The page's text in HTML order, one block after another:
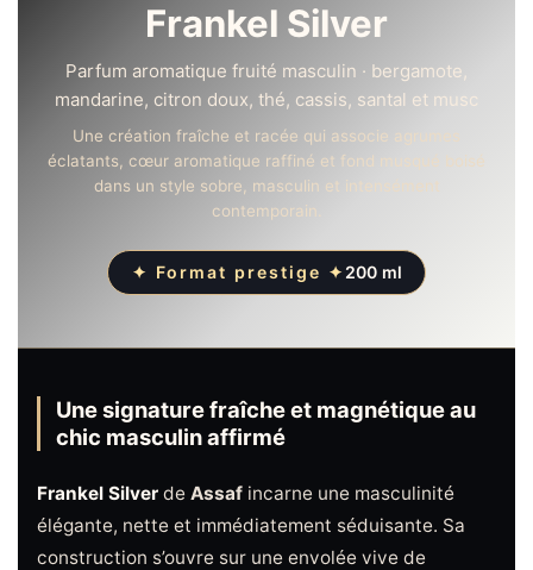
Frankel Silver
Parfum aromatique fruité masculin · bergamote,
mandarine, citron doux, thé, cassis, santal et musc
Une création fraîche et racée qui associe agrumes
éclatants, cœur aromatique raffiné et fond musqué boisé
dans un style sobre, masculin et intensément
contemporain.
✦ Format prestige ✦ 200 ml
Une signature fraîche et magnétique au
chic masculin affirmé
Frankel Silver de Assaf incarne une masculinité
élégante, nette et immédiatement séduisante. Sa
construction s’ouvre sur une envolée vive de